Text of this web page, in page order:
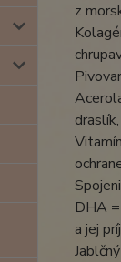
z
DHA
a jej